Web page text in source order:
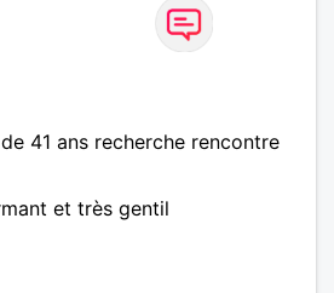
41 ans recherche rencontre
et très gentil